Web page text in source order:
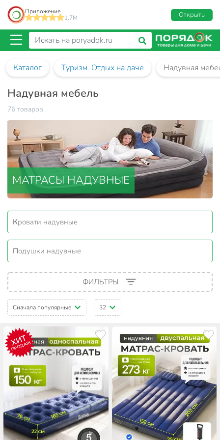
Приложение
1.7M
Открыть
Каталог Туризм. Отдых на даче Надувная
Надувная мебель
76 товаров
МАТРАСЫ НАДУВНЫЕ
Кровати надувные
Подушки надувные
ФИЛЬТРЫ
Сначала популярные 32
ХИТ
ПРОДАЖ